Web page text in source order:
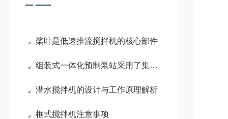
桨叶是低速推流搅拌机的核心部件
组装式一体化预制泵站采用了集成化的设计理念
潜水搅拌机的设计与工作原理解析
框式搅拌机注意事项